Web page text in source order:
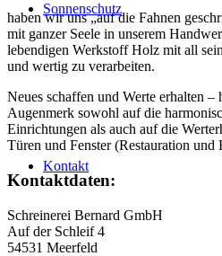
Sonnenschutz
Kontakt
haben wir uns „auf die Fahnen
mit ganzer Seele in unserem
lebendigen Werkstoff Holz mit all
und wertig zu verarbeiten.
Neues schaffen und Werte erhalten –
Augenmerk sowohl auf die
Einrichtungen als auch auf die
Türen und Fenster (Restauration und
Kontaktdaten:
Schreinerei Bernard GmbH
Auf der Schleif 4
54531 Meerfeld